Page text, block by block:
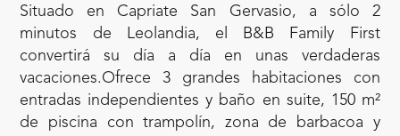
Situado en Capriate San Gervasio, a sólo 2
minutos de Leolandia, el B&B Family First
convertirá su día a día en unas verdaderas
vacaciones.Ofrece 3 grandes habitaciones con
entradas independientes y baño en suite, 150 m²
de piscina con trampolín, zona de barbacoa y